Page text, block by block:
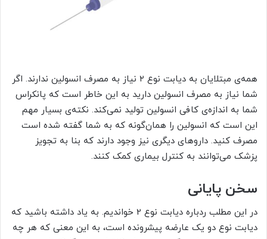
همه‌ی مبتلایان به دیابت نوع ۲ نیاز به مصرف انسولین ندارند. اگر
شما نیاز به مصرف انسولین دارید به این خاطر است که پانکراس
شما به اندازه‌ی کافی انسولین تولید نمی‌کند. نکته‌ی بسیار مهم
این است که انسولین را همان‌گونه که به شما گفته شده است
مصرف کنید. داروهای دیگری نیز وجود دارند که بنا به تجویز
پزشک می‌توانند به کنترل بیماری کمک کنند.
سخن پایانی
در این مطلب ردباره دیابت نوع 2 خواندیم. به یاد داشته باشید که
دیابت نوع دو یک عارضه پیشرونده است، به این معنی که هر چه